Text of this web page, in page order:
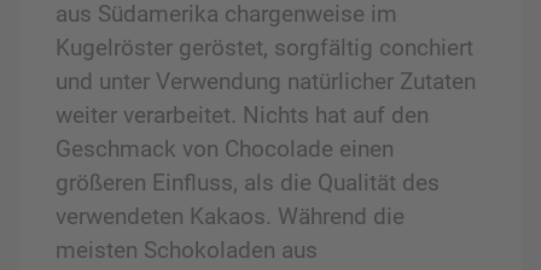
aus Südamerika chargenweise im
Kugelröster geröstet, sorgfältig conchiert
und unter Verwendung natürlicher Zutaten
weiter verarbeitet. Nichts hat auf den
Geschmack von Chocolade einen
größeren Einfluss, als die Qualität des
verwendeten Kakaos. Während die
meisten Schokoladen aus